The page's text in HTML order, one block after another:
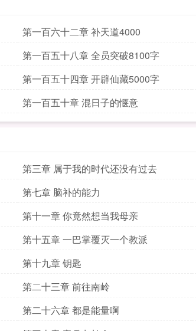
第一百六十二章 补天道4000
第一百五十八章 全员突破8100字
第一百五十四章 开辟仙藏5000字
第一百五十章 混日子的惬意
第三章 属于我的时代还没有过去
第七章 脑补的能力
第十一章 你竟然想当我母亲
第十五章 一巴掌覆灭一个教派
第十九章 钥匙
第二十三章 前往南岭
第二十六章 都是能量啊